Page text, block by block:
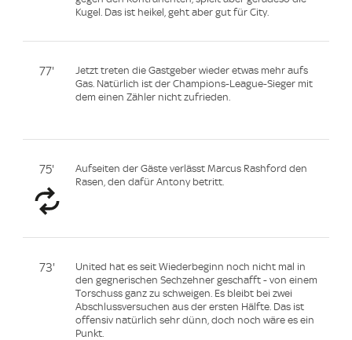
Kugel. Das ist heikel, geht aber gut für City.
77'
Jetzt treten die Gastgeber wieder etwas mehr aufs
Gas. Natürlich ist der Champions-League-Sieger mit
dem einen Zähler nicht zufrieden.
75'
Aufseiten der Gäste verlässt Marcus Rashford den
Rasen, den dafür Antony betritt.
73'
United hat es seit Wiederbeginn noch nicht mal in
den gegnerischen Sechzehner geschafft - von einem
Torschuss ganz zu schweigen. Es bleibt bei zwei
Abschlussversuchen aus der ersten Hälfte. Das ist
offensiv natürlich sehr dünn, doch noch wäre es ein
Punkt.